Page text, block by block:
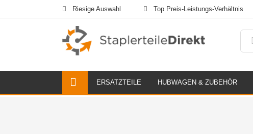
Riesige Auswahl Top Preis-Leistungs-Verhältnis
ERSATZTEILE HUBWAGEN & ZUBEHÖR